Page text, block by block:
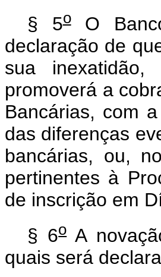
§ 5oO
declaração de
sua
promoverá a
Bancárias, com
das diferenças
bancárias, ou,
pertinentes à
de inscrição em
§ 6oA
quais será